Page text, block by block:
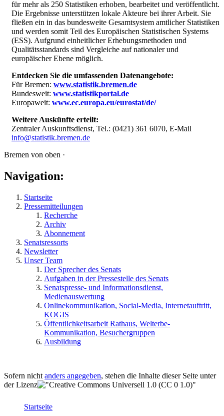
für mehr als 250 Statistiken erhoben, bearbeitet und veröffentlicht.
Die Ergebnisse unterstützen lokale Akteure bei ihrer Arbeit. Sie
fließen ein in das bundesweite Gesamtsystem amtlicher Statistiken
und werden somit Teil des Europäischen Statistischen Systems
(ESS). Aufgrund einheitlicher Erhebungsmethoden und
Qualitätsstandards sind Vergleiche auf nationaler und
europäischer Ebene möglich.
Entdecken Sie die umfassenden Datenangebote:
Für Bremen: www.statistik.bremen.de
Bundesweit: www.statistikportal.de
Europaweit: www.ec.europa.eu/eurostat/de/
Weitere Auskünfte erteilt:
Zentraler Auskunftsdienst, Tel.: (0421) 361 6070, E-Mail
info@statistik.bremen.de
Bremen von oben ·
Navigation:
Startseite
Pressemitteilungen
Recherche
Archiv
Abonnement
Senatsressorts
Newsletter
Unser Team
Der Sprecher des Senats
Aufgaben in der Pressestelle des Senats
Senatspresse- und Informationsdienst,
Medienauswertung
Onlinekommunikation, Social-Media, Internetauftritt,
KOGIS
Öffentlichkeitsarbeit Rathaus, Welterbe-
Kommunikation, Besuchergruppen
Ausbildung
Sofern nicht anders angegeben, stehen die Inhalte dieser Seite unter
der Lizenz
Startseite